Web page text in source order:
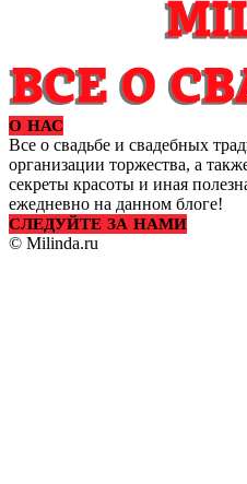
О НАС
Все о свадьбе и свадебных
организации торжества, а
секреты красоты и иная
ежедневно на данном блоге!
СЛЕДУЙТЕ ЗА НАМИ
© Milinda.ru